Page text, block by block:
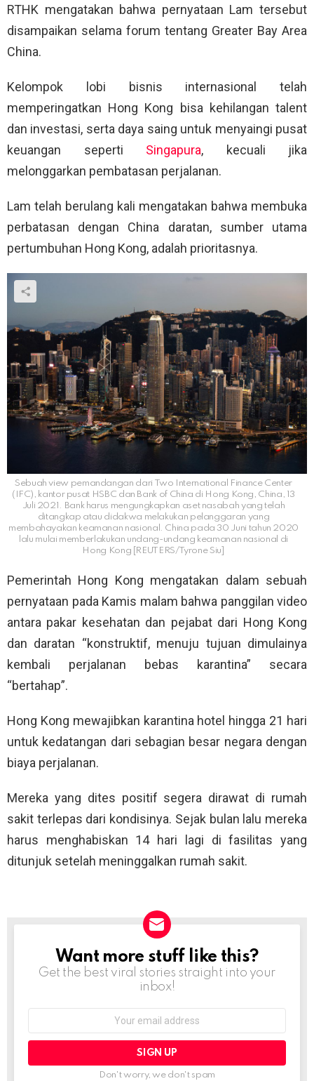
RTHK mengatakan bahwa pernyataan Lam tersebut
disampaikan selama forum tentang Greater Bay Area
China.
Kelompok lobi bisnis internasional telah
memperingatkan Hong Kong bisa kehilangan talent
dan investasi, serta daya saing untuk menyaingi pusat
keuangan seperti Singapura, kecuali jika
melonggarkan pembatasan perjalanan.
Lam telah berulang kali mengatakan bahwa membuka
perbatasan dengan China daratan, sumber utama
pertumbuhan Hong Kong, adalah prioritasnya.
Sebuah view pemandangan dari Two International Finance Center
(IFC), kantor pusat HSBC dan Bank of China di Hong Kong, China, 13
Juli 2021. Bank harus mengungkapkan aset nasabah yang telah
ditangkap atau didakwa melakukan pelanggaran yang
membahayakan keamanan nasional. China pada 30 Juni tahun 2020
lalu mulai memberlakukan undang-undang keamanan nasional di
Hong Kong [REUTERS/Tyrone Siu]
Pemerintah Hong Kong mengatakan dalam sebuah
pernyataan pada Kamis malam bahwa panggilan video
antara pakar kesehatan dan pejabat dari Hong Kong
dan daratan “konstruktif, menuju tujuan dimulainya
kembali perjalanan bebas karantina” secara
“bertahap”.
Hong Kong mewajibkan karantina hotel hingga 21 hari
untuk kedatangan dari sebagian besar negara dengan
biaya perjalanan.
Mereka yang dites positif segera dirawat di rumah
sakit terlepas dari kondisinya. Sejak bulan lalu mereka
harus menghabiskan 14 hari lagi di fasilitas yang
ditunjuk setelah meninggalkan rumah sakit.
NEWSLETTER
Want more stuff like this?
Get the best viral stories straight into your
inbox!
Don't worry, we don't spam